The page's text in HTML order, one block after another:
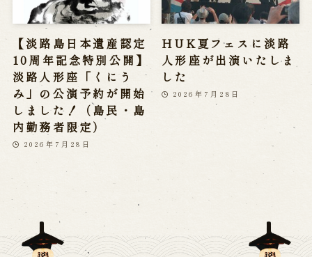
【淡路島日本遺産認定
10周年記念特別公開】
淡路人形座「くにう
み」の公演予約が開始
しました！（島民・島
内勤務者限定）
2026年7月28日
HUK夏フェスに淡路
人形座が出演いたしま
した
2026年7月28日